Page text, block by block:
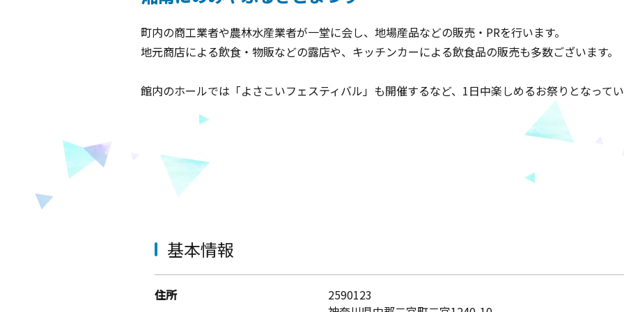
町内の商工業者や農林水産業者が一堂に会し、地場産品などの販売・PRを行います。
地元商店による飲食・物販などの露店や、キッチンカーによる飲食品の販売も多数ございます。
館内のホールでは「よさこいフェスティバル」も開催するなど、1日中楽しめるお祭りとなって
基本情報
住所
2590123